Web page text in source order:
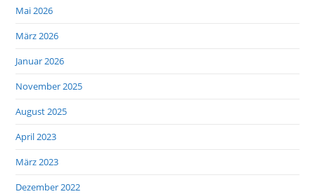
Mai 2026
März 2026
Januar 2026
November 2025
August 2025
April 2023
März 2023
Dezember 2022